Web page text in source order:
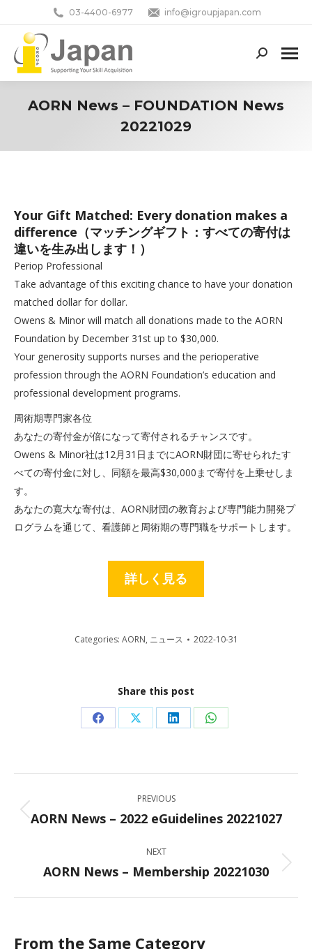
03-4400-6977 info@igroupjapan.com
Search:
AORN News – FOUNDATION News
20221029
Your Gift Matched: Every donation makes a
difference（マッチングギフト：すべての寄付は
違いを生み出します！）
Periop Professional
Take advantage of this exciting chance to have your donation
matched dollar for dollar.
Owens & Minor will match all donations made to the AORN
Foundation by December 31st up to $30,000.
Your generosity supports nurses and the perioperative
profession through the AORN Foundation’s education and
professional development programs.
周術期専門家各位
あなたの寄付金が倍になって寄付されるチャンスです。
Owens & Minor社は12月31日までにAORN財団に寄せられたす
べての寄付金に対し、同額を最高$30,000まで寄付を上乗せしま
す。
あなたの寛大な寄付は、AORN財団の教育および専門能力開発プ
ログラムを通じて、看護師と周術期の専門職をサポートします。
詳しく見る
Categories: AORN, ニュース 2022-10-31
Share this post
Share
Facebook
Share
X
Share
LinkedIn
Share
WhatsApp
navigation
PREVIOUS
Previous
AORN News – 2022 eGuidelines 20221027
NEXT
Next
AORN News – Membership 20221030
From the Same Category